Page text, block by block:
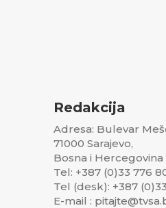
Redakcija
Adresa: Bulevar
71000 Sarajevo,
Bosna i Hercegovina
Tel: +387 (0)33 776
Tel (desk): +387
E-mail :